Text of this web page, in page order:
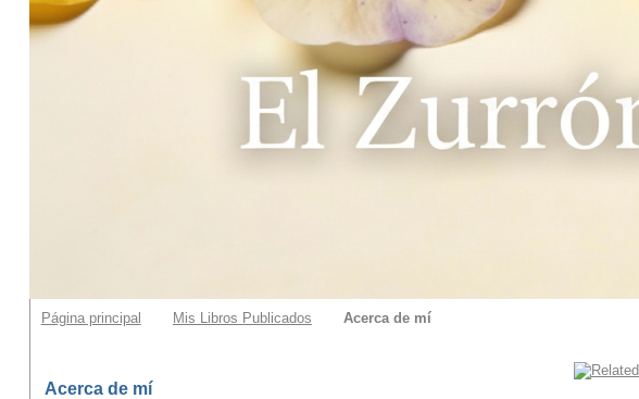
Página principal Mis Libros Publicados Acerca de mí
Acerca de mí